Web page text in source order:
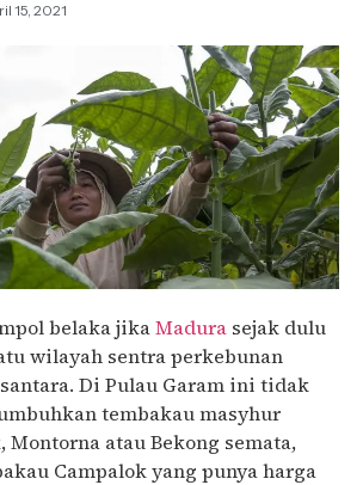
15, 2021
belaka jikaMadura sejak dulu
wilayah sentra perkebunan
Di Pulau Garam ini tidak
tembakau masyhur
Montorna atau Bekong semata,
Campalok yang punya harga